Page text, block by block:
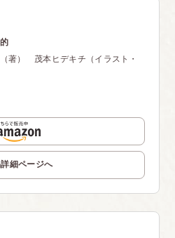
著） 茂本ヒデキチ（イラスト・
細ページへ